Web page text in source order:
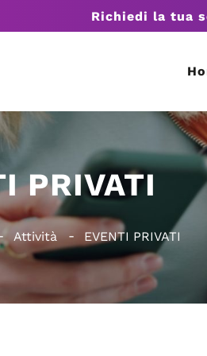
Richiedi la tua
PRIVATI
Attività EVENTI PRIVATI